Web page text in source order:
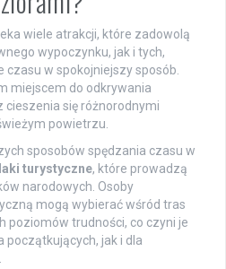
wiele atrakcji, które zadowolą
wypoczynku, jak i tych,
w spokojniejszy sposób.
miejscem do odkrywania
cieszenia się różnorodnymi
powietrzu.
sposobów spędzania czasu w
turystyczne, które prowadzą
narodowych. Osoby
mogą wybierać wśród tras
poziomów trudności, co czyni je
początkujących, jak i dla